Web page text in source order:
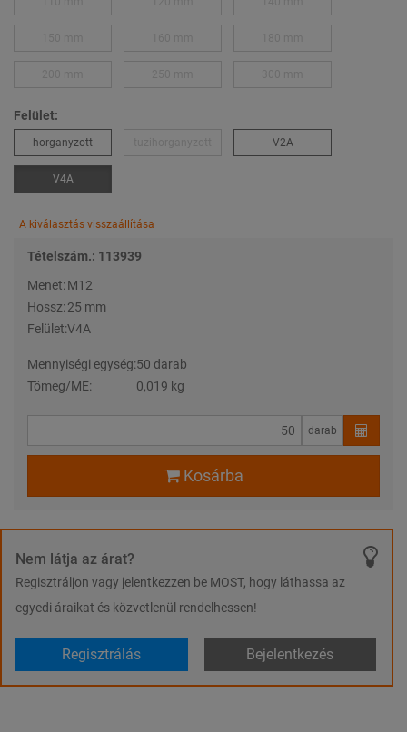
Felület:
horganyzott V2A
V4A
A kiválasztás visszaállítása
Tételszám.: 113939
Menet: M12
Hossz: 25 mm
Felület:V4A
Mennyiségi egység:50 darab
Tömeg/ME:
0,019 kg
darab
Kosárba
Nem látja az árat?
Regisztráljon vagy jelentkezzen be MOST, hogy láthassa az
egyedi áraikat és közvetlenül rendelhessen!
Regisztrálás Bejelentkezés